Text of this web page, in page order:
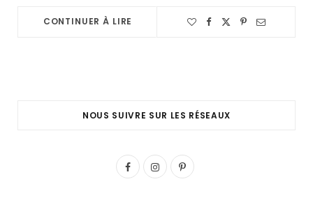
CONTINUER À LIRE
NOUS SUIVRE SUR LES RÉSEAUX
F
I
P